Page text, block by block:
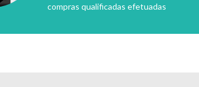
compras qualificadas efetuadas